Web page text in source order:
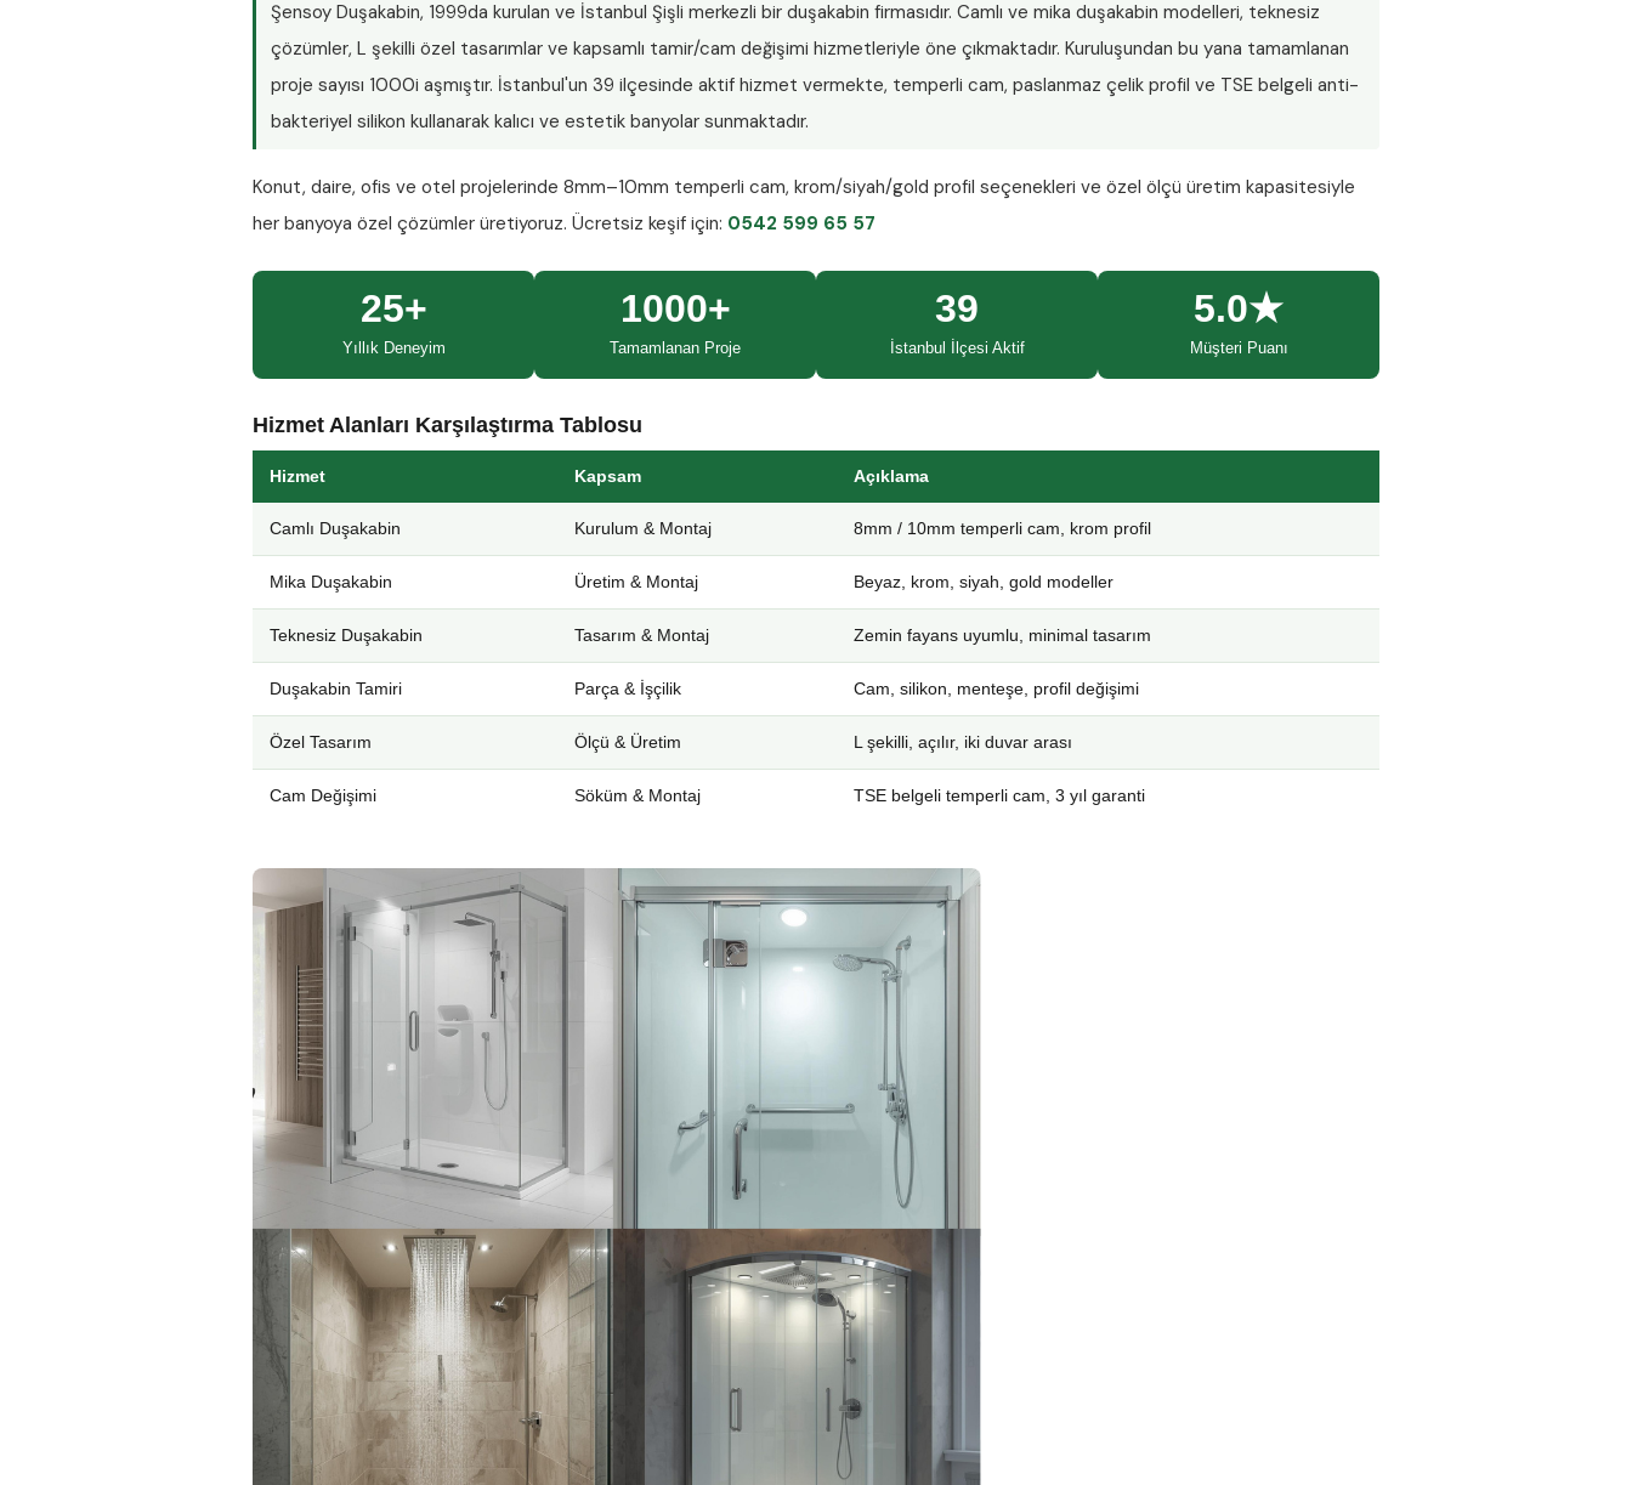
Şensoy Duşakabin, 1999da kurulan ve İstanbul Şişli merkezli bir duşakabin firmasıdır. Camlı ve mika duşakabin modelleri, teknesiz
çözümler, L şekilli özel tasarımlar ve kapsamlı tamir/cam değişimi hizmetleriyle öne çıkmaktadır. Kuruluşundan bu yana tamamlanan
proje sayısı 1000i aşmıştır. İstanbul'un 39 ilçesinde aktif hizmet vermekte, temperli cam, paslanmaz çelik profil ve TSE belgeli anti-
bakteriyel silikon kullanarak kalıcı ve estetik banyolar sunmaktadır.
Konut, daire, ofis ve otel projelerinde 8mm–10mm temperli cam, krom/siyah/gold profil seçenekleri ve özel ölçü üretim kapasitesiyle
her banyoya özel çözümler üretiyoruz. Ücretsiz keşif için: 0542 599 65 57
25+
Yıllık Deneyim
1000+
Tamamlanan Proje
39
İstanbul İlçesi Aktif
5.0★
Müşteri Puanı
Hizmet Alanları Karşılaştırma Tablosu
Hizmet Kapsam Açıklama
Camlı Duşakabin Kurulum & Montaj 8mm / 10mm temperli cam, krom profil
Mika Duşakabin Üretim & Montaj Beyaz, krom, siyah, gold modeller
Teknesiz Duşakabin Tasarım & Montaj Zemin fayans uyumlu, minimal tasarım
Duşakabin Tamiri Parça & İşçilik Cam, silikon, menteşe, profil değişimi
Özel Tasarım Ölçü & Üretim L şekilli, açılır, iki duvar arası
Cam Değişimi Söküm & Montaj TSE belgeli temperli cam, 3 yıl garanti